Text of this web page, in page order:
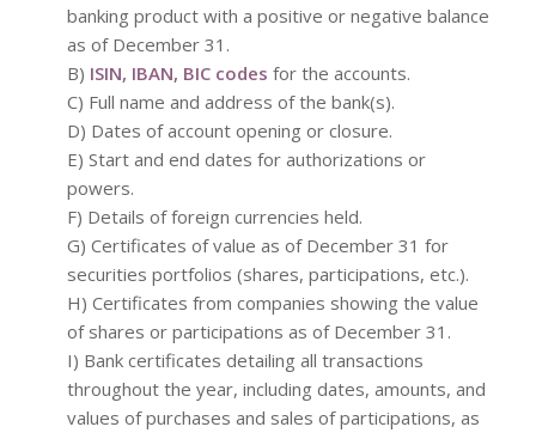
banking product with a positive or negative balance
as of December 31.
B) ISIN, IBAN, BIC codes for the accounts.
C) Full name and address of the bank(s).
D) Dates of account opening or closure.
E) Start and end dates for authorizations or
powers.
F) Details of foreign currencies held.
G) Certificates of value as of December 31 for
securities portfolios (shares, participations, etc.).
H) Certificates from companies showing the value
of shares or participations as of December 31.
I) Bank certificates detailing all transactions
throughout the year, including dates, amounts, and
values of purchases and sales of participations, as